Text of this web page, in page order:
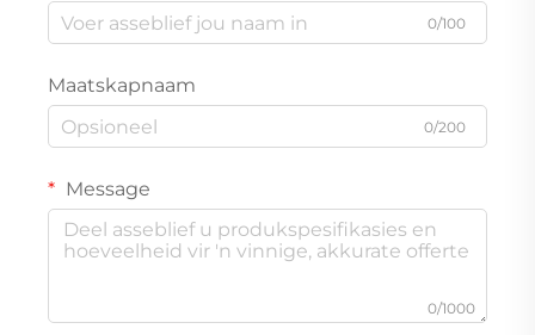
0/100
Maatskapnaam
0/200
Message
0/1000